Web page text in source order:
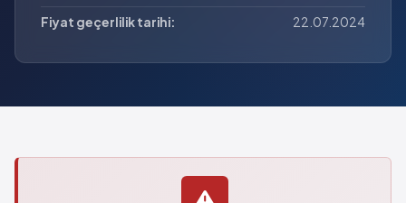
Fiyat geçerlilik tarihi:
22.07.2024